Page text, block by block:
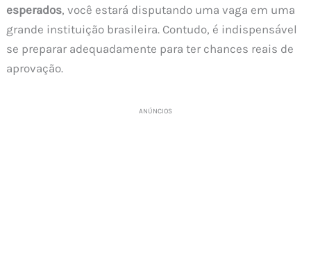
esperados, você estará disputando uma vaga em uma
grande instituição brasileira. Contudo, é indispensável
se preparar adequadamente para ter chances reais de
aprovação.
ANÚNCIOS